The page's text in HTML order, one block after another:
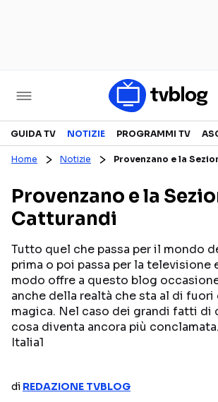
Televisione
CANALI TV
PROGRAMMI TV
PERSONAGGI TV
SERIE TV
FICTION
Streaming
NETFLIX
DISNEY+
GUIDA TV NOTIZIE PROGRAMMI TV
Home Notizie Provenzano e la
Provenzano e la
Catturandi
Tutto quel che passa per il mondo
prima o poi passa per la televisione
modo offre a questo blog
anche della realtà che sta al di
magica. Nel caso dei grandi fatti di
cosa diventa ancora più
Italia1
di REDAZIONE TVBLOG